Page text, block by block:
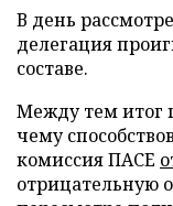
В день
делегация
составе.
Между тем итог
чему
комиссия ПАСЕ
отрицательную